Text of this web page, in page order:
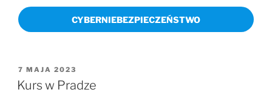
CYBERNIEBEZPIECZEŃSTWO
OPUBLIKOWANE
W
7 MAJA 2023
Kurs w Pradze